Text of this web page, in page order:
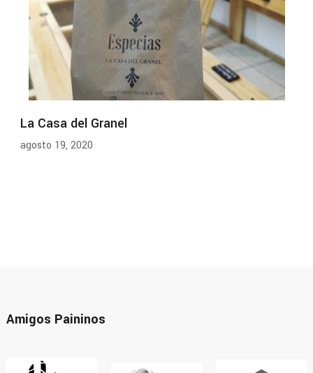
La Casa del Granel
agosto 19, 2020
Amigos Paininos